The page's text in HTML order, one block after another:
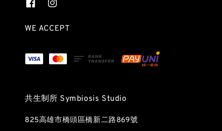
WE ACCEPT
共生制所 Symbiosis Studio
825高雄市橋頭區橋新二路869號